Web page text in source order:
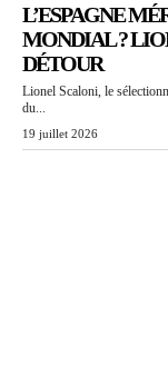
L’ESPAGNE
MONDIAL ?
DÉTOUR
Lionel Scaloni, le
du...
19 juillet 2026